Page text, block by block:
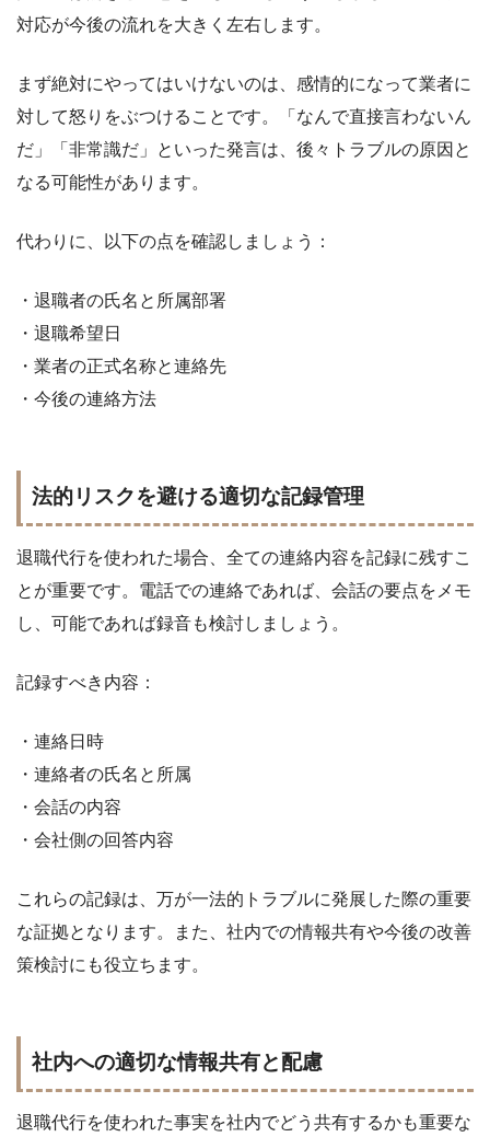
対応が今後の流れを大きく左右します。
まず絶対にやってはいけないのは、感情的になって業者に
対して怒りをぶつけることです。「なんで直接言わないん
だ」「非常識だ」といった発言は、後々トラブルの原因と
なる可能性があります。
代わりに、以下の点を確認しましょう：
・退職者の氏名と所属部署
・退職希望日
・業者の正式名称と連絡先
・今後の連絡方法
法的リスクを避ける適切な記録管理
退職代行を使われた場合、全ての連絡内容を記録に残すこ
とが重要です。電話での連絡であれば、会話の要点をメモ
し、可能であれば録音も検討しましょう。
記録すべき内容：
・連絡日時
・連絡者の氏名と所属
・会話の内容
・会社側の回答内容
これらの記録は、万が一法的トラブルに発展した際の重要
な証拠となります。また、社内での情報共有や今後の改善
策検討にも役立ちます。
社内への適切な情報共有と配慮
退職代行を使われた事実を社内でどう共有するかも重要な